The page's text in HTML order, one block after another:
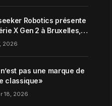
Robotics présente
X Gen 2 à Bruxelles,
parfaitement le
2026
pas une marque de
classique»
18, 2026